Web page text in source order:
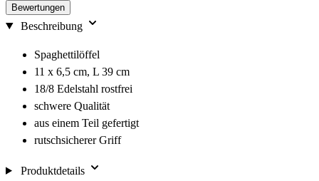
Bewertungen
Beschreibung
Spaghettilöffel
11 x 6,5 cm, L 39 cm
18/8 Edelstahl rostfrei
schwere Qualität
aus einem Teil gefertigt
rutschsicherer Griff
Produktdetails